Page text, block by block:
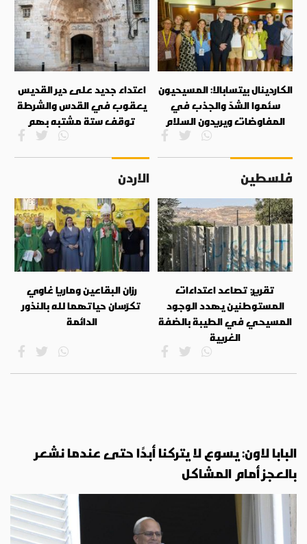
الكاردينال بيتسابالا: المسيحيون
سئموا الشدّ والجذب في
المفاوضات ويريدون السلام
اعتداء جديد على دير القديس
يعقوب في القدس والشرطة
توقف ستة مشتبه بهم
فلسطين
تقرير: تصاعد اعتداءات
المستوطنين يهدد الوجود
المسيحي في الطيبة بالضفة
الغربية
الاردن
رزان البقاعين وماريا غاوي
تكرّسان حياتهما لله بالنذور
الدائمة
البابا لاون: يسوع لا يتركنا أبدًا حتى عندما نشعر
بالعجز أمام المشاكل